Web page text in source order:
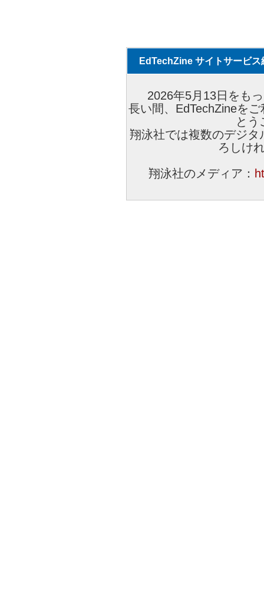
EdTechZine サイトサービス
2026年5月13日をも
長い間、EdTechZineを
とう
翔泳社では複数のデジ
ろしけ
翔泳社のメディア：